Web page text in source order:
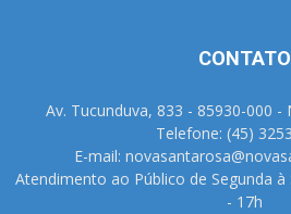
CONTATO
Av. Tucunduva, 833 - 85930-000 -
Telefone: (45)
E-mail:
Atendimento ao Público de Segunda à
- 17h